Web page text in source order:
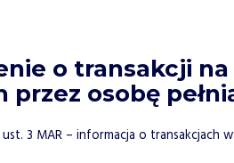
o transakcji
przez osobę
3 MAR – informacja o transakcjach